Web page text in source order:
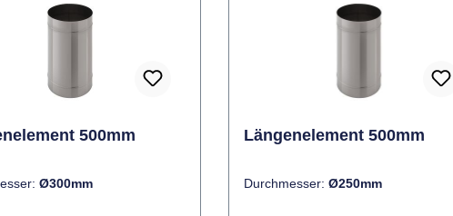
500mm
Ø300mm
Längenelement 500mm
Durchmesser: Ø250mm